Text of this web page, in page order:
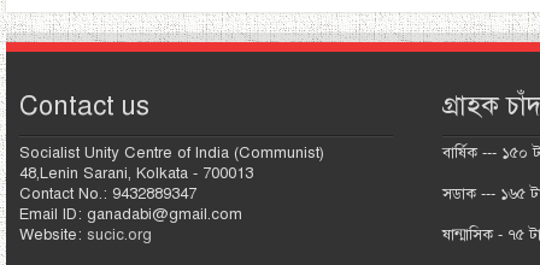
Contact us
Socialist Unity Centre of India (Communist)
48,Lenin Sarani, Kolkata - 700013
Contact No.: 9432889347
Email ID: ganadabi@gmail.com
Website: sucic.org
গ্রাহক
বার্ষিক --- ১৫০
সডাক --- ১৬৫
ষান্মাসিক - ৭৫